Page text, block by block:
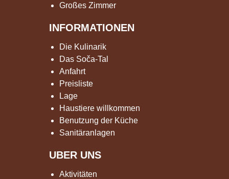
Großes Zimmer
INFORMATIONEN
Die Kulinarik
Das Soča-Tal
Anfahrt
Preisliste
Lage
Haustiere willkommen
Benutzung der Küche
Sanitäranlagen
UBER UNS
Aktivitäten